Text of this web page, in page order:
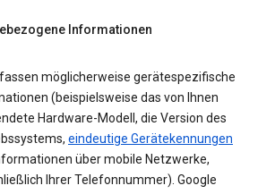
Informationen
möglicherweise gerätespezifische
(beispielsweise das von Ihnen
Hardware-Modell, die Version des
eindeutige Gerätekennungen
über mobile Netzwerke,
Ihrer Telefonnummer). Google